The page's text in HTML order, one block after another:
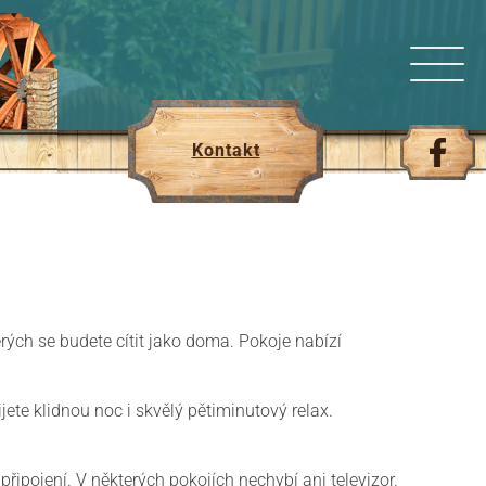
Kontakt
se budete cítit jako doma. Pokoje nabízí
klidnou noc i skvělý pětiminutový relax.
V některých pokojích nechybí ani televizor.